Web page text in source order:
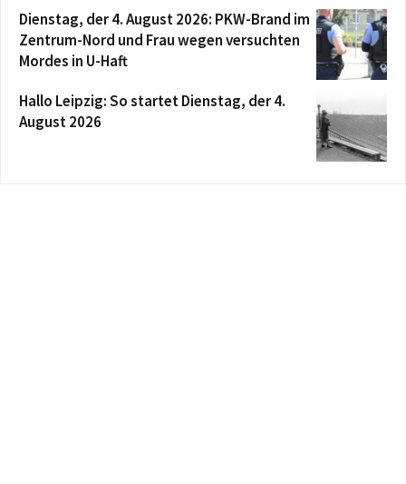
Dienstag, der 4. August 2026: PKW-Brand im
Zentrum-Nord und Frau wegen versuchten
Mordes in U-Haft
Hallo Leipzig: So startet Dienstag, der 4.
August 2026